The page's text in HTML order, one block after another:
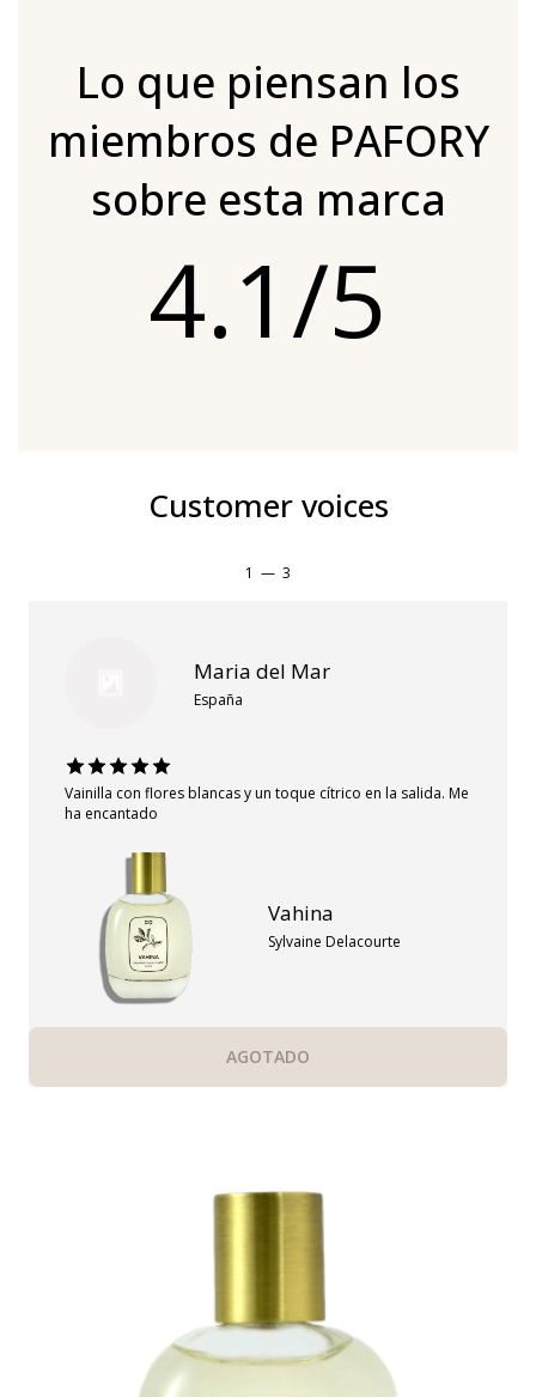
Lo que piensan los
miembros de PAFORY
sobre esta marca
4.1/5
Customer voices
1 — 3
Maria del Mar
España
Vainilla con flores blancas y un toque cítrico en la salida. Me
ha encantado
Vahina
Sylvaine Delacourte
AGOTADO